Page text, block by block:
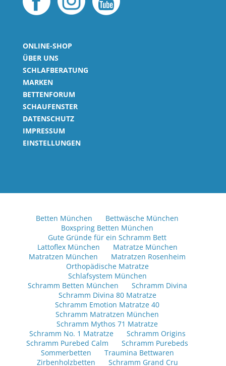
ONLINE-SHOP
ÜBER UNS
SCHLAFBERATUNG
MARKEN
BETTENFORUM
SCHAUFENSTER
DATENSCHUTZ
IMPRESSUM
EINSTELLUNGEN
Betten München
Bettwäsche München
Boxspring Betten München
Gute Gründe für ein Schramm Bett
Lattoflex München
Matratze München
Matratzen München
Matratzen Rosenheim
Orthopädische Matratze
Schlafsystem München
Schramm Betten München
Schramm Divina
Schramm Divina 80 Matratze
Schramm Emotion Matratze 40
Schramm Matratzen München
Schramm Mythos 71 Matratze
Schramm No. 1 Matratze
Schramm Origins
Schramm Purebed Calm
Schramm Purebeds
Sommerbetten
Traumina Bettwaren
Zirbenholzbetten
Schramm Grand Cru